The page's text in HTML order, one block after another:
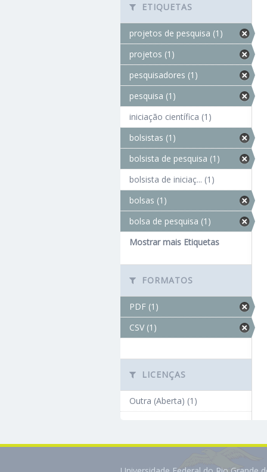
ETIQUETAS
projetos de pesquisa (1)
projetos (1)
pesquisadores (1)
pesquisa (1)
iniciação científica (1)
bolsistas (1)
bolsista de pesquisa (1)
bolsista de iniciaç... (1)
bolsas (1)
bolsa de pesquisa (1)
Mostrar mais Etiquetas
FORMATOS
PDF (1)
CSV (1)
LICENÇAS
Outra (Aberta) (1)